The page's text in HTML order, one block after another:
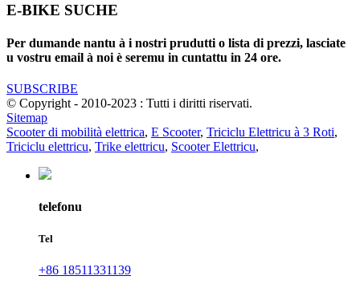
E-BIKE SUCHE
Per dumande nantu à i nostri prudutti o lista di prezzi, lasciate
u vostru email à noi è seremu in cuntattu in 24 ore.
SUBSCRIBE
© Copyright - 2010-2023 : Tutti i diritti riservati.
Sitemap
Scooter di mobilità elettrica, E Scooter, Triciclu Elettricu à 3 Roti,
Triciclu elettricu, Trike elettricu, Scooter Elettricu,
telefonu
Tel
+86 18511331139